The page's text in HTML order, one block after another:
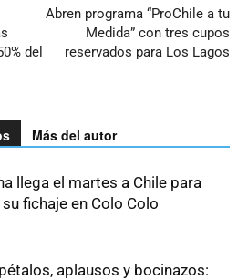
del
Abren programa “ProChile a tu
Medida” con tres cupos
reservados para Los Lagos
Más del autor
llega el martes a Chile para
fichaje en Colo Colo
aplausos y bocinazos: